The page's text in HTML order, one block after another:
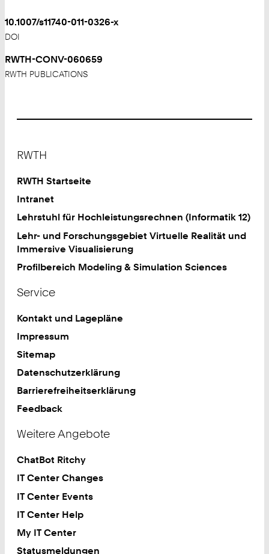
10.1007/s11740-011-0326-x
DOI
RWTH-CONV-060659
RWTH PUBLICATIONS
RWTH
RWTH Startseite
Intranet
Lehrstuhl für Hochleistungsrechnen (Informatik 12)
Lehr- und Forschungsgebiet Virtuelle Realität und
Immersive Visualisierung
Profilbereich Modeling & Simulation Sciences
Service
Kontakt und Lagepläne
Impressum
Sitemap
Datenschutzerklärung
Barrierefreiheitserklärung
Feedback
Weitere Angebote
ChatBot Ritchy
IT Center Changes
IT Center Events
IT Center Help
My IT Center
Statusmeldungen